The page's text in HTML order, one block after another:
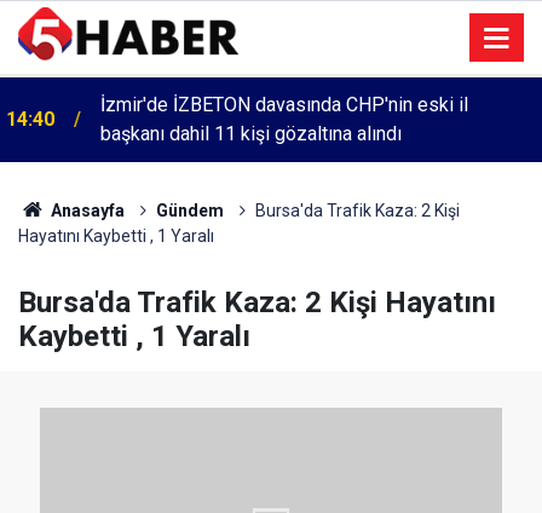
14:40
İzmir'de İZBETON davasında CHP'nin eski il
başkanı dahil 11 kişi gözaltına alındı
Anasayfa Gündem
Bursa'da Trafik Kaza: 2 Kişi
Hayatını Kaybetti , 1 Yaralı
Bursa'da Trafik Kaza: 2 Kişi Hayatını
Kaybetti , 1 Yaralı